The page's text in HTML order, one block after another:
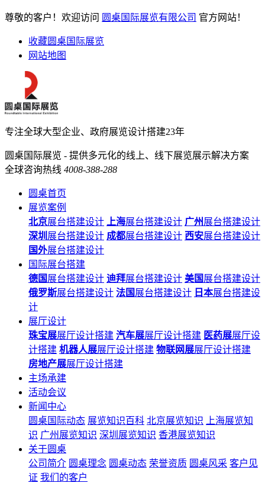
尊敬的客户！欢迎访问 圆桌国际展览有限公司 官方网站！
收藏圆桌国际展览
网站地图
专注全球大型企业、政府展览设计搭建23年
圆桌国际展览 - 提供多元化的线上、线下展览展示解决方案
全球咨询热线 4008-388-288
圆桌首页
展览案例
北京展台搭建设计 上海展台搭建设计 广州展台搭建设计
深圳 展台搭建设计 成都展台搭建设计 西安展台搭建设计
国外展台搭建设计
国际展台搭建
德国 展台搭建设计 迪拜展台搭建设计 美国 展台搭建设计
俄罗斯展台搭建设计 法国 展台搭建设计 日本展台搭建设
计
展厅设计
珠宝展展厅设计搭建 汽车展展厅设计搭建 医药展展厅设
计搭建 机器人展展厅设计搭建 物联网展展厅设计搭建
房地产展展厅设计搭建
主场承建
活动会议
新闻中心
圆桌国际动态 展览知识百科 北京展览知识
上海展览知
识 广州展览知识 深圳展览知识 香港展览知识
关于圆桌
公司简介 圆桌理念 圆桌动态 荣誉资质 圆桌风采 客户见
证 我们的客户